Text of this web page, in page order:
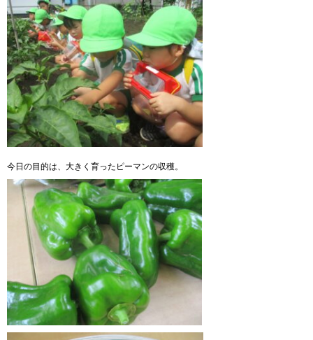
今日の目的は、大きく育ったピーマンの収穫。